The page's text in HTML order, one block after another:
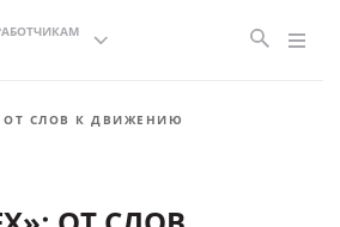
ОТ СЛОВ К ДВИЖЕНИЮ